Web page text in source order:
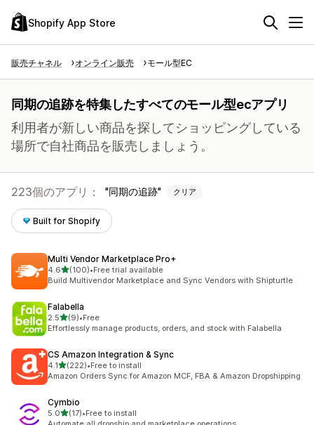
Shopify App Store
販売チャネル オンライン販売 モール型EC
同期の追跡を特集したすべてのモール型ecアプリ
利用者が新しい商品を探してショッピングしている
場所で自社商品を販売しましょう。
223個のアプリ： 同期の追跡 クリア
Built for Shopify
Multi Vendor Marketplace Pro+
4.65つ星中
(100)
合計レビュー数：100件
•Free trial available
Build Multivendor Marketplace and Sync Vendors with Shipturtle
Falabella
2.55つ星中
(9)
合計レビュー数：9件
•Free
Effortlessly manage products, orders, and stock with Falabella
CS Amazon Integration & Sync
4.15つ星中
(222)
合計レビュー数：222件
•Free to install
Amazon Orders Sync for Amazon MCF, FBA & Amazon Dropshipping
Cymbio
5.05つ星中
(17)
合計レビュー数：17件
•Free to install